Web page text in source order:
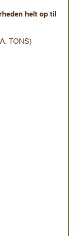
helt op til
TONS)